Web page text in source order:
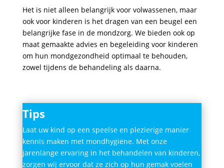
Het is niet alleen belangrijk voor volwassenen, maar
ook voor kinderen is het dragen van een beugel een
belangrijke fase in de mondzorg. We bieden ook op
maat gemaakte advies en begeleiding voor kinderen
om hun mondgezondheid optimaal te behouden,
zowel tijdens de behandeling als daarna.
Tips
Laat uw kind op een speelse en plezierige manier
kennis maken met mondhygiëne. Met onze
jarenlange ervaring in het behandelen van kinderen,
zorgen wij ervoor dat ze zich op hun gemak voelen